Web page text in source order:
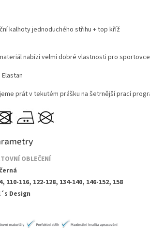
kalhoty jednoduchého střihu + top kříž
nabízí velmi dobré vlastnosti pro
prát v tekutém prášku na šetrnější prací
OBLEČENÍ
110-116, 122-128, 134-140, 146-152, 158
Design